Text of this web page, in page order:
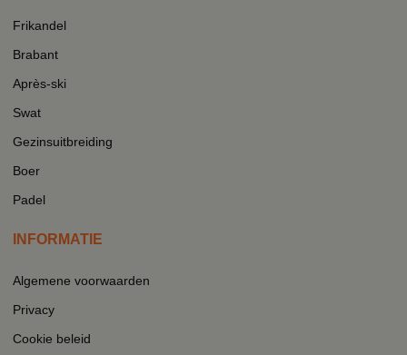
Frikandel
Brabant
Après-ski
Swat
Gezinsuitbreiding
Boer
Padel
INFORMATIE
Algemene voorwaarden
Privacy
Cookie beleid